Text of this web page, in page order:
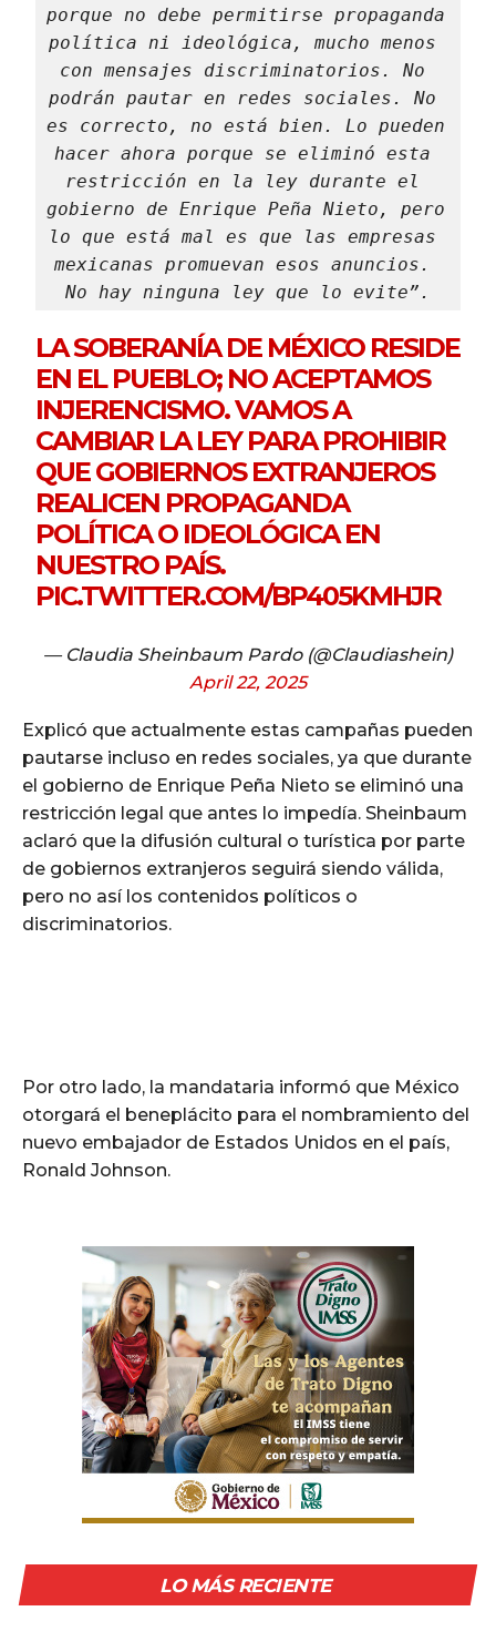
porque no debe permitirse propaganda
política ni ideológica, mucho menos
con mensajes discriminatorios. No
podrán pautar en redes sociales. No
es correcto, no está bien. Lo pueden
hacer ahora porque se eliminó esta
restricción en la ley durante el
gobierno de Enrique Peña Nieto, pero
lo que está mal es que las empresas
mexicanas promuevan esos anuncios.
No hay ninguna ley que lo evite”.
LA SOBERANÍA DE MÉXICO RESIDE
EN EL PUEBLO; NO ACEPTAMOS
INJERENCISMO. VAMOS A
CAMBIAR LA LEY PARA PROHIBIR
QUE GOBIERNOS EXTRANJEROS
REALICEN PROPAGANDA
POLÍTICA O IDEOLÓGICA EN
NUESTRO PAÍS.
PIC.TWITTER.COM/BP405KMHJR
— Claudia Sheinbaum Pardo (@Claudiashein)
April 22, 2025
Explicó que actualmente estas campañas pueden
pautarse incluso en redes sociales, ya que durante
el gobierno de Enrique Peña Nieto se eliminó una
restricción legal que antes lo impedía. Sheinbaum
aclaró que la difusión cultural o turística por parte
de gobiernos extranjeros seguirá siendo válida,
pero no así los contenidos políticos o
discriminatorios.
Por otro lado, la mandataria informó que México
otorgará el beneplácito para el nombramiento del
nuevo embajador de Estados Unidos en el país,
Ronald Johnson.
LO MÁS RECIENTE